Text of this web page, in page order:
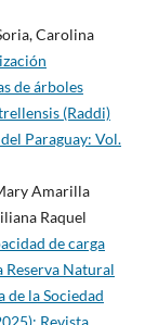
Carolina
de árboles
(Raddi)
Paraguay: Vol.
Amarilla
Raquel
de carga
Natural
de la Sociedad
Revista